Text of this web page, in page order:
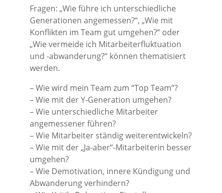
Fragen: „Wie führe ich unterschiedliche
Generationen angemessen?“, „Wie mit
Konflikten im Team gut umgehen?“ oder
„Wie vermeide ich Mitarbeiterfluktuation
und -abwanderung?“ können thematisiert
werden.
– Wie wird mein Team zum “Top Team”?
– Wie mit der Y-Generation umgehen?
– Wie unterschiedliche Mitarbeiter
angemessener führen?
– Wie Mitarbeiter ständig weiterentwickeln?
– Wie mit der „Ja-aber“-Mitarbeiterin besser
umgehen?
– Wie Demotivation, innere Kündigung und
Abwanderung verhindern?